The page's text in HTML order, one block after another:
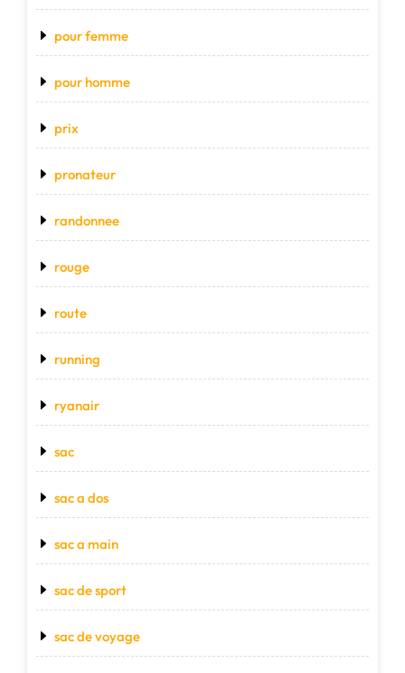
pour femme
pour homme
prix
pronateur
randonnee
rouge
route
running
ryanair
sac
sac a dos
sac a main
sac de sport
sac de voyage